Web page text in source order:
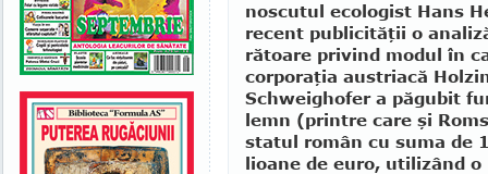
nos­cutul ecologist Hans
re­cent publicităţii o
rătoare privind modul în
corporaţia aus­tri­acă
Schweighofer a pă­gu­bit
lemn (printre care şi
statul ro­mân cu suma de
lioane de euro, utilizând